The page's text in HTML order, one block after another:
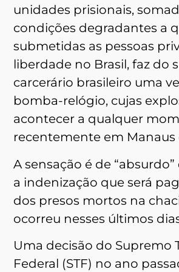
unidades prisionais,
condições degradantes a
submetidas as pessoas
liberdade no Brasil, faz do
carcerário brasileiro uma
bomba-relógio, cujas
acontecer a qualquer
recentemente em Manaus
A sensação é de
a indenização que será
dos presos mortos na
ocorreu nesses últimos
Uma decisão do Supremo
Federal (STF) no ano